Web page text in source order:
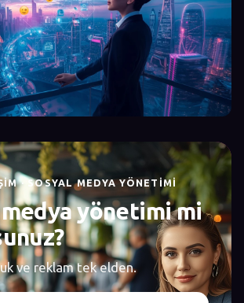
· SOSYAL MEDYA YÖNETIMI
yönetimi mi
ve reklam tek elden.